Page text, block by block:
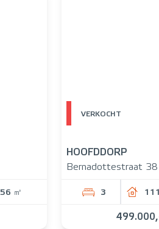
56 ㎡
VERKOCHT
HOOFDDORP
Bernadottestraat 38
3